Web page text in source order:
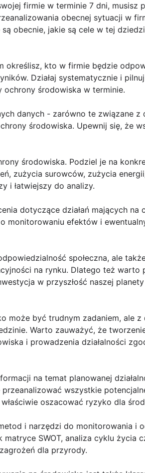
firmie w terminie 7 dni, musisz
obecnej sytuacji w
obecnie, jakie są cele w tej
określisz, kto w firmie będzie
Działaj systematycznie i
środowiska w terminie.
danych - zarówno te związane z
środowiska. Upewnij się, że
środowiska. Podziel je na
zużycia surowców, zużycia
i łatwiejszy do analizy.
dotyczące działań mających na
monitorowaniu efektów i
społeczna, ale
na rynku. Dlatego też warto
w przyszłość naszej
może być trudnym zadaniem, ale
Warto zauważyć, że
i prowadzenia działalności
na temat planowanej
wszystkie
oszacować ryzyko dla
i narzędzi do monitorowania i
SWOT, analiza cyklu życia
dla przyrody.